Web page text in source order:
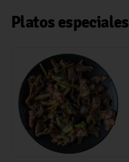
Platos especiales